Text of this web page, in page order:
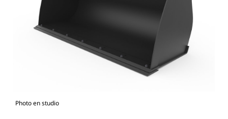
Photo en studio